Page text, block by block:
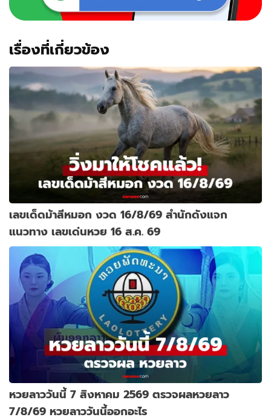
เรื่องที่เกี่ยวข้อง
เลขเด็ดม้าสีหมอก งวด 16/8/69 สำนักดังแจก
แนวทาง เลขเด่นหวย 16 ส.ค. 69
หวยลาววันนี้ 7 สิงหาคม 2569 ตรวจผลหวยลาว
7/8/69 หวยลาววันนี้ออกอะไร